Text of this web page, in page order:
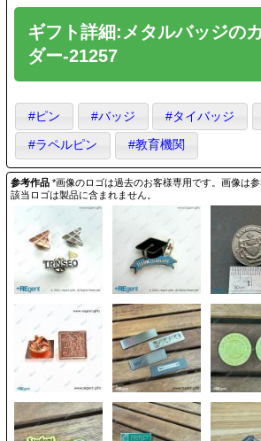
ギフト詳細:メタルバッジの
ダー-21257
#ピン #バッジ #タイバッジ
#ラペルピン #教育機関
参考作品 *画像のロゴは過去のお客様専用です。画像は
該当ロゴは製品に含まれません。